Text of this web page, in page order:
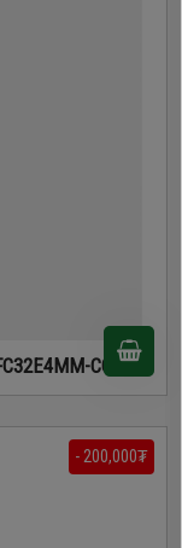
CC/
- 200,000₮